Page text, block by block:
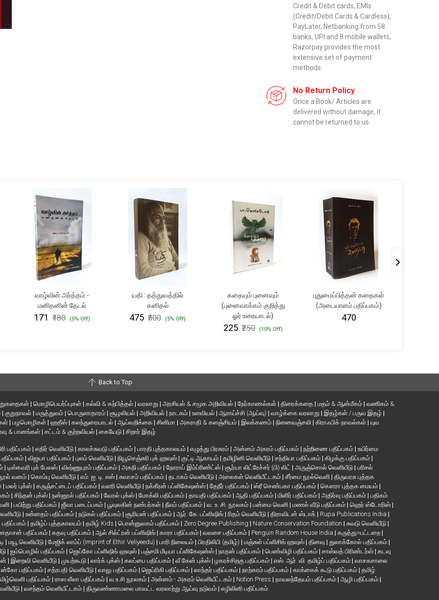
Credit & Debit cards, EMIs
(Credit/Debit Cards & Cardless),
PayLater, Netbanking from 58
banks, UPI and 8 mobile wallets,
Razorpay provides the most
extensive set of payment
methods.
No Return Policy
Once a Book/ Articles are
delivered without damage, it
cannot be returned to us.
வாழ்வின் அர்த்தம் -
மனிதனின் தேடல்
₹171 ₹180 (5% Off)
யதி : தத்துவத்தில்
கனிதல்
₹475 ₹500 (5% Off)
கதையும் புனைவும்
(புனைவாக்கம் குறித்து
ஓர் உரையாடல்)
₹225 ₹250 (10% Off)
புதுமைப்பித்தன் கதைகள்
(அடையாளம் பதிப்பகம்)
₹470
Back to Top
| மொழிபெயர்ப்புகள் | கல்வி & கற்பித்தல் | வரலாறு | அரசியல் & சமூக அறிவியல் | நேர்காணல்கள் | திரைக்கதை | மதம் & ஆன்மீகம் | வணிகம் &
| குறுநாவல் | மருத்துவம் | பொருளாதாரம் | சூழலியல் | அறிவியல் | நாடகம் | உளவியல் | ஆராய்ச்சி (ஆய்வு) | வாழ்க்கை வரலாறு | இதழ்கள் / பருவ இதழ் |
| பழமொழிகள் | ஹதீஸ் | கலந்துரையாடல் | ஆய்வறிக்கை | சினிமா | அகராதி & களஞ்சியம் | இலக்கணம் | நினைவஞ்சலி | கிராஃபிக் நாவல்கள் | யுவ
& பானங்கள்| சட்டம் & குற்றவியல் | கையேடு | சிறார் இதழ்
பதிப்பகம்| எதிர் வெளியீடு | காலச்சுவடு பதிப்பகம் | பாரதி புத்தகாலயம் | எழுத்து பிரசுரம் | அன்னம் அகரம் பதிப்பகம் | நற்றிணை பதிப்பகம் | உயிர்மை
| விஜயா பதிப்பகம் | புலம் வெளியீடு | நியூசெஞ்சுரி புக் ஹவுஸ் | குட்டி ஆகாயம் | தமிழினி வெளியீடு | சந்தியா பதிப்பகம் | கிழக்கு பதிப்பகம் |
| டிஸ்கவரி புக் பேலஸ் | விஷ்ணுபுரம் பதிப்பகம் | அகநி பதிப்பகம் | நோராப் இம்ப்ரிண்ட்ஸ் | சூர்யா லிட்ரேச்சர் (பி) லிட் | அருஞ்சொல் வெளியீடு | பரிசல்
வனம் | கொம்பு வெளியீடு | எம். ஐ. டி. எஸ் | சுவாசம் பதிப்பகம் | தடாகம் வெளியீடு | அலைகள் வெளியீட்டகம் | சீர்மை நூல்வெளி | திருவரசு புத்தக
| மலர் புக்ஸ் | கருஞ்சட்டைப் பதிப்பகம் | வளரி வெளியீடு | நக்கீரன் பப்ளிகேஷன்ஸ் | தேநீர் பதிப்பகம் | ஸ்ரீ செண்பகா பதிப்பகம் | கௌரா புத்தக மையம் |
| சிந்தன் புக்ஸ் | நன்னூல் பதிப்பகம் | வேரல் புக்ஸ் | மோக்லி பதிப்பகம் | தாயதி பதிப்பகம் | ஆதி பதிப்பகம் | மிளிர் பதிப்பகம் | அதிர்வு பதிப்பகம் | பதிகம்
| பயிற்று பதிப்பகம் | ஜீவா படைப்பகம் | பூவுலகின் நண்பர்கள் | நீலம் பதிப்பகம் | வ. உ. சி. நூலகம் | பன்மை வெளி | மணல் வீடு பதிப்பகம் | ஹெர் ஸ்டோரிஸ் |
| உன்னதம் பதிப்பகம் | நடுகல் பதிப்பகம் | சூரியன் பதிப்பகம் | ஆர். கே. பப்ளிஷிங் | ரிதம் வெளியீடு | திராவிடன் ஸ்டாக் | Rupa Publications India |
பதிப்பகம் | தமிழ்ப் புத்தகாலயம் | தமிழ் Kids | பொன்னுலகம் பதிப்பகம் | Zero Degree Publishing | Nature Conservation Foundation | சுவடு வெளியீடு |
பதிப்பகம் | கதவு பதிப்பகம் | ஆல் சில்ட்ரன் பப்ளிஷிங் | காரா பதிப்பகம் | வலசை பதிப்பகம் | Penguin Random House India | கருத்து=பட்டறை |
| மயூ வெளியீடு | மேஜிக் லாம்ப் (Imprint of Ethir Veliyeedu) | பாரி நிலையம் | பிரதிலிபி (தமிழ்) | மஞ்சுள் பப்ளிசிங் ஹவுஸ் | தினவு | துலாக்கோல் பதிப்பகம் |
| ஐம்பொழில் பதிப்பகம் | ஜெய்கோ பப்ளிஷிங் ஹவுஸ் | பஞ்சமி மீடியா பப்ளிகேஷன்ஸ் | நாதன் பதிப்பகம் | பெண்விழி பதிப்பகம் | சாஸ்வத் பிரிண்டர்ஸ் | கடவு
| இறைவி வெளியீடு | முயற்கூடு | லார்க் புக்ஸ் | கலப்பை பதிப்பகம் | வீ கேன் புக்ஸ் | ழகரச்சிறகு பதிப்பகம் | எஸ். ஆர். வி. தமிழ்ப் பதிப்பகம் | வாசகசாலை
பதிப்பகம் | சத்ரபதி வெளியீடு | வாலு பதிப்பகம் | ஜெய்ரிகி பதிப்பகம் | லாந்தர் பதிப்பகம் | நாற்கரம் பதிப்பகம் | காக்கைக் கூடு பதிப்பகம் | தமிழ்
பதிப்பகம் | ராஸ லீலா பதிப்பகம் | வ.உ.சி நூலகம் | அன்னம் - அகரம் வெளியீட்டகம் | Notion Press | நாவலந்தேயம் பதிப்பகம் | ஆழி பதிப்பகம் |
| வசந்தம் வெளியீட்டகம் | திருவண்ணாமலை மாவட்ட வரலாற்று ஆய்வு நடுவம் | எழிலினி பதிப்பகம்